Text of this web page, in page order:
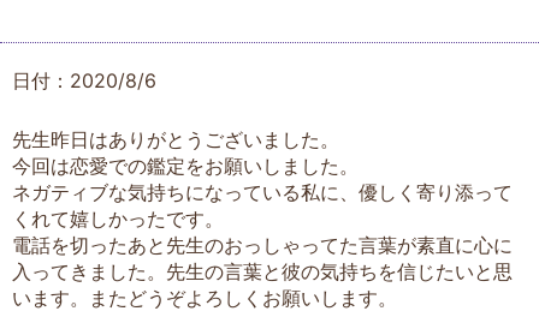
日付：2020/8/6
先生昨日はありがとうございました。
今回は恋愛での鑑定をお願いしました。
ネガティブな気持ちになっている私に、優しく寄り添って
くれて嬉しかったです。
電話を切ったあと先生のおっしゃってた言葉が素直に心に
入ってきました。先生の言葉と彼の気持ちを信じたいと思
います。またどうぞよろしくお願いします。